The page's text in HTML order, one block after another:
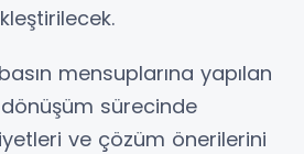
mensuplarına yapılan
sürecinde
ve çözüm önerilerini